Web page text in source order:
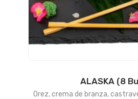
ALASKA (8
Orez, crema de branza,